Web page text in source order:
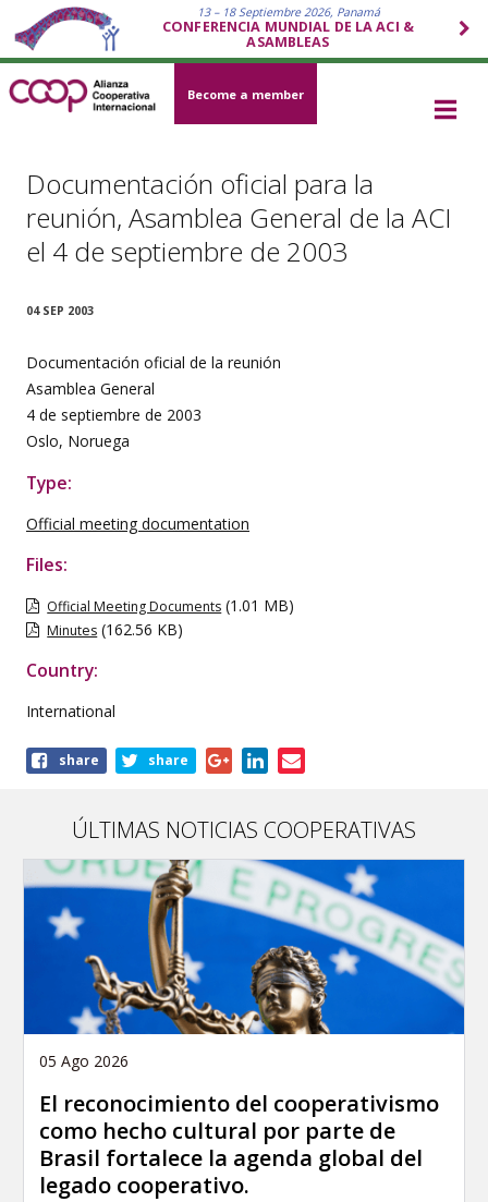
13 – 18 Septiembre 2026, Panamá
CONFERENCIA MUNDIAL DE LA ACI &
ASAMBLEAS
Become a member
Documentación oficial para la
reunión, Asamblea General de la ACI
el 4 de septiembre de 2003
04 SEP 2003
Documentación oficial de la reunión
Asamblea General
4 de septiembre de 2003
Oslo, Noruega
Type:
Official meeting documentation
Files:
Official Meeting Documents (1.01 MB)
Minutes (162.56 KB)
Country:
International
Shareshare share
ÚLTIMAS NOTICIAS COOPERATIVAS
05 Ago 2026
El reconocimiento del cooperativismo
como hecho cultural por parte de
Brasil fortalece la agenda global del
legado cooperativo.